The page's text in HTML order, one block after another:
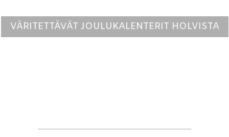
VÄRITETTÄVÄT JOULUKALENTERIT HOLVISTA